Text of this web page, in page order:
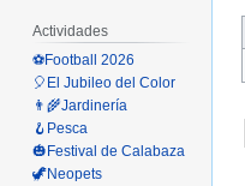
Actividades
⚽Football 2026
🎈El Jubileo del Color
👨‍🌾Jardinería
🪝Pesca
🎃Festival de Calabaza
🦖Neopets